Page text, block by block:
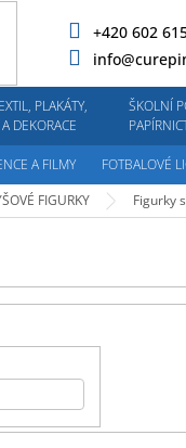
+420 602
PLAKÁTY,
DEKORACE
ŠKOLNÍ
A FILMY FOTBALOVÉ
FIGURKY Figurky